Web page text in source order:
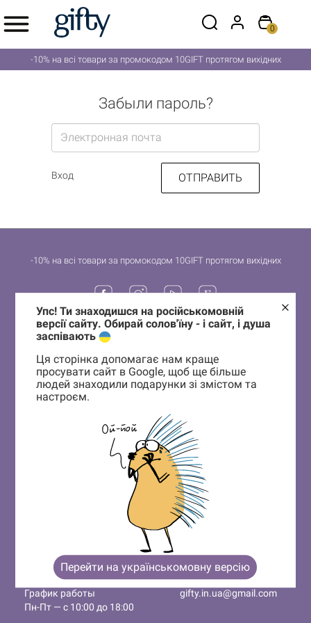
0
-10% на всі товари за промокодом 10GIFT протягом вихідних
Забыли пароль?
Электронная почта
Вход
-10% на всі товари за промокодом 10GIFT протягом вихідних
+38 063 233 77 20
+38 098 878 57 47
м. Киев, Костельная, 4,
код на дверях: 1380.
График работы
Пн-Пт — с 10:00 до 18:00
gifty.in.ua@gmail.com
СКИДКИ НА ПЕРВЫЙ ЗАКАЗ
Провайдер корпоративных
подарков с брендированием
Упс! Ти знаходишся на російськомовній
версії сайту. Обирай солов'їну - і сайт, і душа
заспівають
Ця сторінка допомагає нам краще
просувати сайт в Google, щоб ще більше
людей знаходили подарунки зі змістом та
настроєм.
Перейти на українськомовну версію
Корзина 0 товары
Корзина пуста